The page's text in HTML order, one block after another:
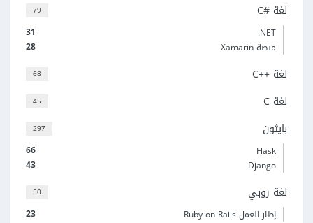
79 لغة C#‎
31
‎.NET
28
منصة Xamarin
68 لغة C++‎
45 لغة C
297 بايثون
66
Flask
43
Django
50 لغة روبي
23 إطار العمل Ruby on Rails